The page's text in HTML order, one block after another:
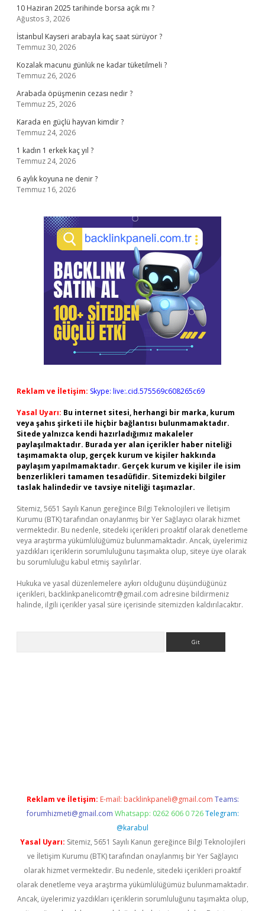
10 Haziran 2025 tarihinde borsa açık mı ?
Ağustos 3, 2026
İstanbul Kayseri arabayla kaç saat sürüyor ?
Temmuz 30, 2026
Kozalak macunu günlük ne kadar tüketilmeli ?
Temmuz 26, 2026
Arabada öpüşmenin cezası nedir ?
Temmuz 25, 2026
Karada en güçlü hayvan kimdir ?
Temmuz 24, 2026
1 kadın 1 erkek kaç yıl ?
Temmuz 24, 2026
6 aylık koyuna ne denir ?
Temmuz 16, 2026
Reklam ve İletişim: Skype: live:.cid.575569c608265c69
Yasal Uyarı: Bu internet sitesi, herhangi bir marka, kurum
veya şahıs şirketi ile hiçbir bağlantısı bulunmamaktadır.
Sitede yalnızca kendi hazırladığımız makaleler
paylaşılmaktadır. Burada yer alan içerikler haber niteliği
taşımamakta olup, gerçek kurum ve kişiler hakkında
paylaşım yapılmamaktadır. Gerçek kurum ve kişiler ile isim
benzerlikleri tamamen tesadüfidir. Sitemizdeki bilgiler
taslak halindedir ve tavsiye niteliği taşımazlar.
Sitemiz, 5651 Sayılı Kanun gereğince Bilgi Teknolojileri ve İletişim
Kurumu (BTK) tarafından onaylanmış bir Yer Sağlayıcı olarak hizmet
vermektedir. Bu nedenle, sitedeki içerikleri proaktif olarak denetleme
veya araştırma yükümlülüğümüz bulunmamaktadır. Ancak, üyelerimiz
yazdıkları içeriklerin sorumluluğunu taşımakta olup, siteye üye olarak
bu sorumluluğu kabul etmiş sayılırlar.
Hukuka ve yasal düzenlemelere aykırı olduğunu düşündüğünüz
içerikleri, backlinkpanelicomtr@gmail.com adresine bildirmeniz
halinde, ilgili içerikler yasal süre içerisinde sitemizden kaldırılacaktır.
Reklam ve İletişim: E-mail: backlinkpaneli@gmail.com Teams:
forumhizmeti@gmail.com Whatsapp: 0262 606 0 726 Telegram:
@karabul
Yasal Uyarı: Sitemiz, 5651 Sayılı Kanun gereğince Bilgi Teknolojileri
ve İletişim Kurumu (BTK) tarafından onaylanmış bir Yer Sağlayıcı
olarak hizmet vermektedir. Bu nedenle, sitedeki içerikleri proaktif
olarak denetleme veya araştırma yükümlülüğümüz bulunmamaktadır.
Ancak, üyelerimiz yazdıkları içeriklerin sorumluluğunu taşımakta olup,